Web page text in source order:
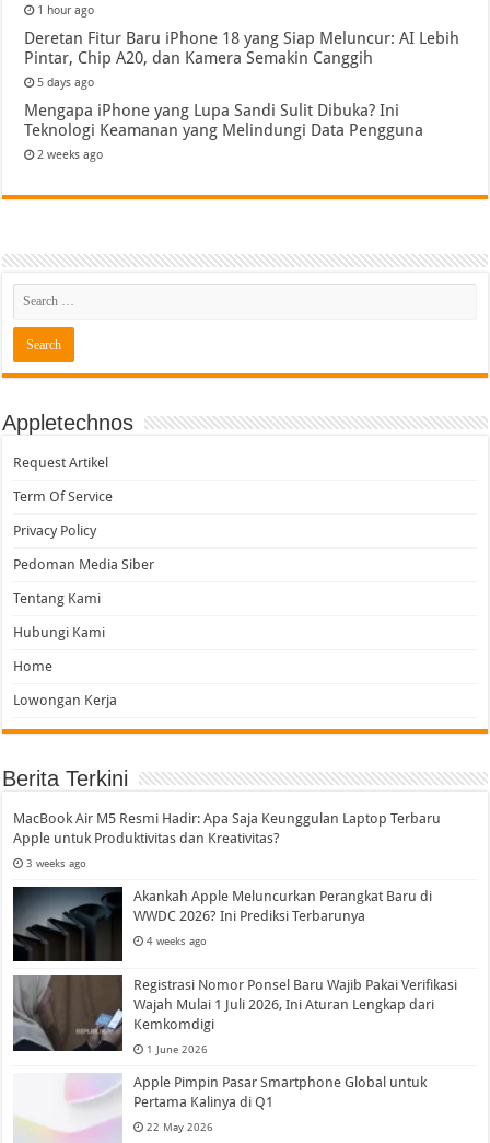
1 hour ago
Deretan Fitur Baru iPhone 18 yang Siap Meluncur: AI Lebih
Pintar, Chip A20, dan Kamera Semakin Canggih
5 days ago
Mengapa iPhone yang Lupa Sandi Sulit Dibuka? Ini
Teknologi Keamanan yang Melindungi Data Pengguna
2 weeks ago
Appletechnos
Request Artikel
Term Of Service
Privacy Policy
Pedoman Media Siber
Tentang Kami
Hubungi Kami
Home
Lowongan Kerja
Berita Terkini
MacBook Air M5 Resmi Hadir: Apa Saja Keunggulan Laptop Terbaru
Apple untuk Produktivitas dan Kreativitas?
3 weeks ago
Akankah Apple Meluncurkan Perangkat Baru di
WWDC 2026? Ini Prediksi Terbarunya
4 weeks ago
Registrasi Nomor Ponsel Baru Wajib Pakai Verifikasi
Wajah Mulai 1 Juli 2026, Ini Aturan Lengkap dari
Kemkomdigi
1 June 2026
Apple Pimpin Pasar Smartphone Global untuk
Pertama Kalinya di Q1
22 May 2026